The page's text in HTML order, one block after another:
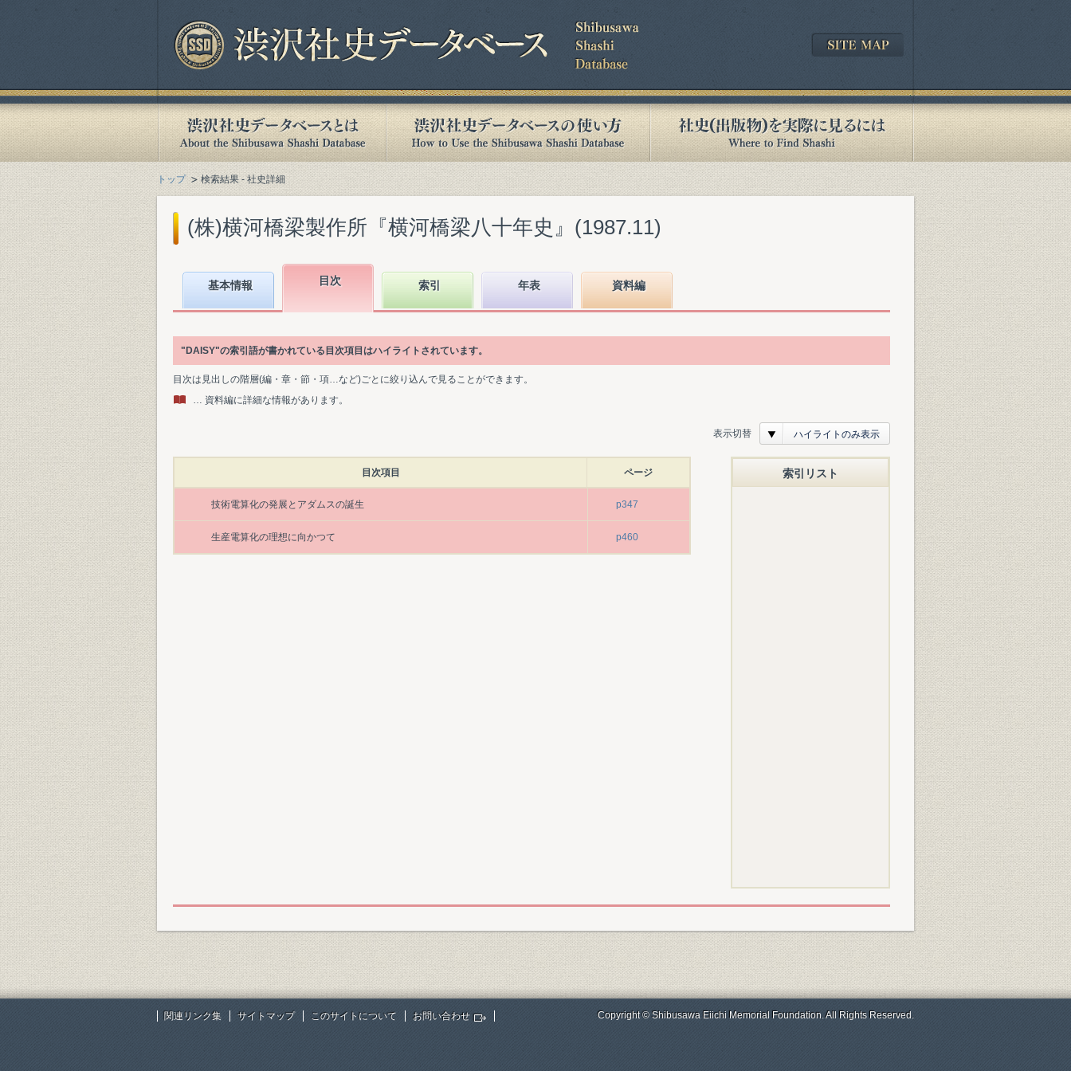
トップ 検索結果 - 社史詳細
(株)横河橋梁製作所『横河橋梁八十年史』(1987.11)
基本情報 目次 索引 年表 資料編
"DAISY"の索引語が書かれている目次項目はハイライトされています。
目次は見出しの階層(編・章・節・項…など)ごとに絞り込んで見ることができます。
… 資料編に詳細な情報があります。
表示切替 ハイライトのみ表示
目次項目 ページ
技術電算化の発展とアダムスの誕生 p347
生産電算化の理想に向かつて p460
索引リスト
関連リンク集 サイトマップ このサイトについて お問い合わせ Copyright © Shibusawa Eiichi Memorial Foundation. All Rights Reserved.